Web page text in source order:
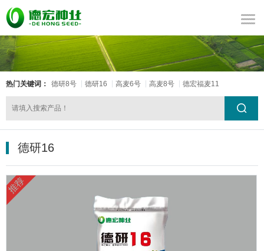
热门关键词： 德研8号 德研16 高麦6号 高麦8号 德宏福麦11
德研16